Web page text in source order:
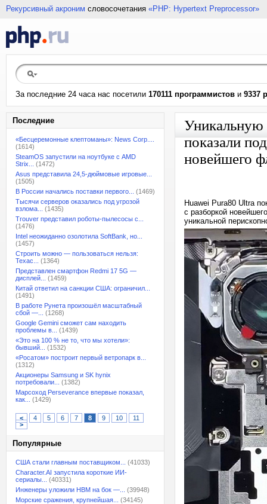
Рекурсивный акроним словосочетания «PHP: Hypertext Preprocessor»
За последние 24 часа нас посетили 170111 программистов и 9337
Последние
«Бесцеремонные клептоманы»: News Corp....
(1614)
SteamOS запустили на ноутбуке с AMD
Strix...
(1472)
Asus представила 24,5-дюймовые игровые...
(1505)
В России начались поставки первого...
(1469)
Тысячи серверов оказались под угрозой
взлома...
(1435)
Trouver представил роботы-пылесосы с...
(1476)
Intel неожиданно озолотила SoftBank, но...
(1457)
Строить можно — пользоваться нельзя:
Техас...
(1364)
Представлен смартфон Redmi 17 5G —
дисплей...
(1459)
Китай ответил на санкции США: ограничил...
(1491)
В работе Рунета произошёл масштабный
сбой —...
(1268)
Google Gemini сможет сам находить
проблемы в...
(1439)
«Это на 100 % не то, что мы хотели»:
бывший...
(1532)
«Росатом» построит первый ветропарк в...
(1312)
Акционеры Samsung и SK hynix
потребовали...
(1382)
Марсоход Perseverance впервые показал,
как...
(1429)
< 4 5 6 7 8 9 10
11
>
Популярные
США стали главным поставщиком...
(41033)
Character.AI запустила короткие ИИ-
сериалы...
(40331)
Инженеры уложили HBM на бок —...
(39948)
Морские сражения, крупнейшая...
(34145)
Уникальную
показали
новейшего
Huawei Pura80 Ultra
с разборкой
уникальной